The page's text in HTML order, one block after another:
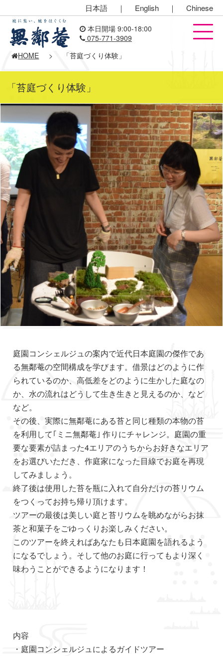
日本語 ｜ English ｜ Chinese
本日開場 9:00-18:00
075-771-3909
HOME
> 「苔庭づくり体験」
「苔庭づくり体験」
庭園コンシェルジュの案内で近代日本庭園の傑作であ
る無鄰菴の空間構成を学びます。借景はどのように作
られているのか、高低差をどのように生かした庭なの
か、水の流れはどうして生き生きと見えるのか、など
など。
その後、実際に無鄰菴にある苔と同じ種類の本物の苔
を利用して｢ミニ無鄰菴｣ 作りにチャレンジ。庭園の重
要な要素が詰まった4エリアのうちからお好きなエリア
をお選びいただき、作庭家になった目線でお庭を再現
してみましょう。
終了後は使用した苔を瓶に入れて自分だけの苔リウム
をつくってお持ち帰り頂けます。
ツアーの最後は美しい庭と苔リウムを眺めながらお抹
茶と和菓⼦をごゆっくりお楽しみください。
このツアーを終えればあなたも日本庭園を語れるよう
になるでしょう。そして他のお庭に行ってもより深く
味わうことができるようになります！
内容
・庭園コンシェルジュによるガイドツアー